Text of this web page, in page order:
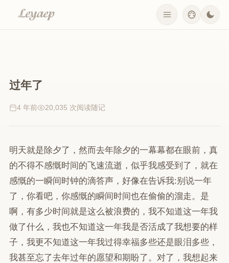
过年了
4 年前 20,035 次阅读 随记
明天就是除夕了，然而去年除夕的一幕幕都在眼前，真
的不得不感慨时间的飞速流逝，似乎我感受到了，就在
感慨的一瞬间时钟的滴答声，好像在告诉我:别说一年
了，你看吧，你感慨的瞬间时间也在偷偷的溜走。是
啊，有多少时间就是这么被浪费的，我不知道这一年我
做了什么，我也不知道这一年我是否活成了我想要的样
子，我更不知道这一年我过得幸福多些还是眼泪多些，
我甚至忘了去年过年的愿望和期盼了。对了，我想起来